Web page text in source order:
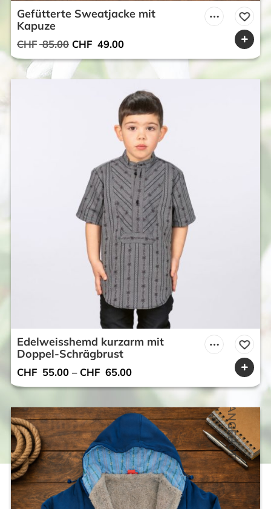
Gefütterte Sweatjacke mit
Kapuze
CHF85.00 Ursprünglicher
Preis
war:
CHF 49.00Aktueller
Preis
CHF 49.00.
Edelweisshemd kurzarm mit
Doppel-Schrägbrust
CHF 55.00 – CHF 65.00
ANGEBOT!